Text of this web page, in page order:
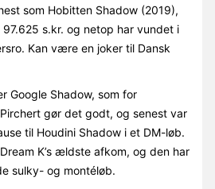
som Hobitten Shadow (2019),
s.kr. og netop har vundet i
Kan være en joker til Dansk
Google Shadow, som for
gør det godt, og senest var
til Houdini Shadow i et DM-løb.
K’s ældste afkom, og den har
sulky- og montéløb.